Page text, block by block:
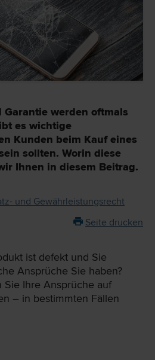
werden oftmals
es wichtige
Kunden beim Kauf eines
sollten. Worin diese
Ihnen in diesem Beitrag.
und Gewährleistungsrecht
Seite drucken
ist defekt und Sie
Ansprüche Sie haben?
Sie Ihre Ansprüche auf
– in bestimmten Fällen